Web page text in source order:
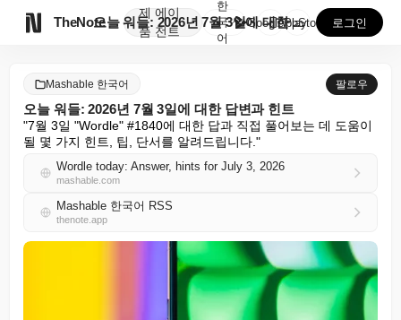
TheNote
제
품
에이
전트
오늘 워들: 2026년 7월 3일에 대한 답변과 힌트
한
국
어
GooglePlay
AppStore 로그인
Mashable 한국어 팔로우
오늘 워들: 2026년 7월 3일에 대한 답변과 힌트
"7월 3일 "Wordle" #1840에 대한 답과 직접 풀어보는 데 도움이
될 몇 가지 힌트, 팁, 단서를 알려드립니다."
Wordle today: Answer, hints for July 3, 2026
mashable.com
Mashable 한국어 RSS
thenote.app